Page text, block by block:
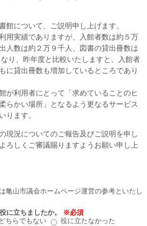
館について、ご説明申し上げます。
用実績でありますが、入館者数は約５万
人数は約２万９千人、図書の貸出冊数は
り、昨年度と比較いたしますと、入館者
に貸出冊数も増加しているところであり
が利用者にとって「求めていることのヒ
らかい場所」となるよう更なるサービス
ります。
現況についてのご報告及びご説明を申し
ろしくご審議賜りますようお願い申し上